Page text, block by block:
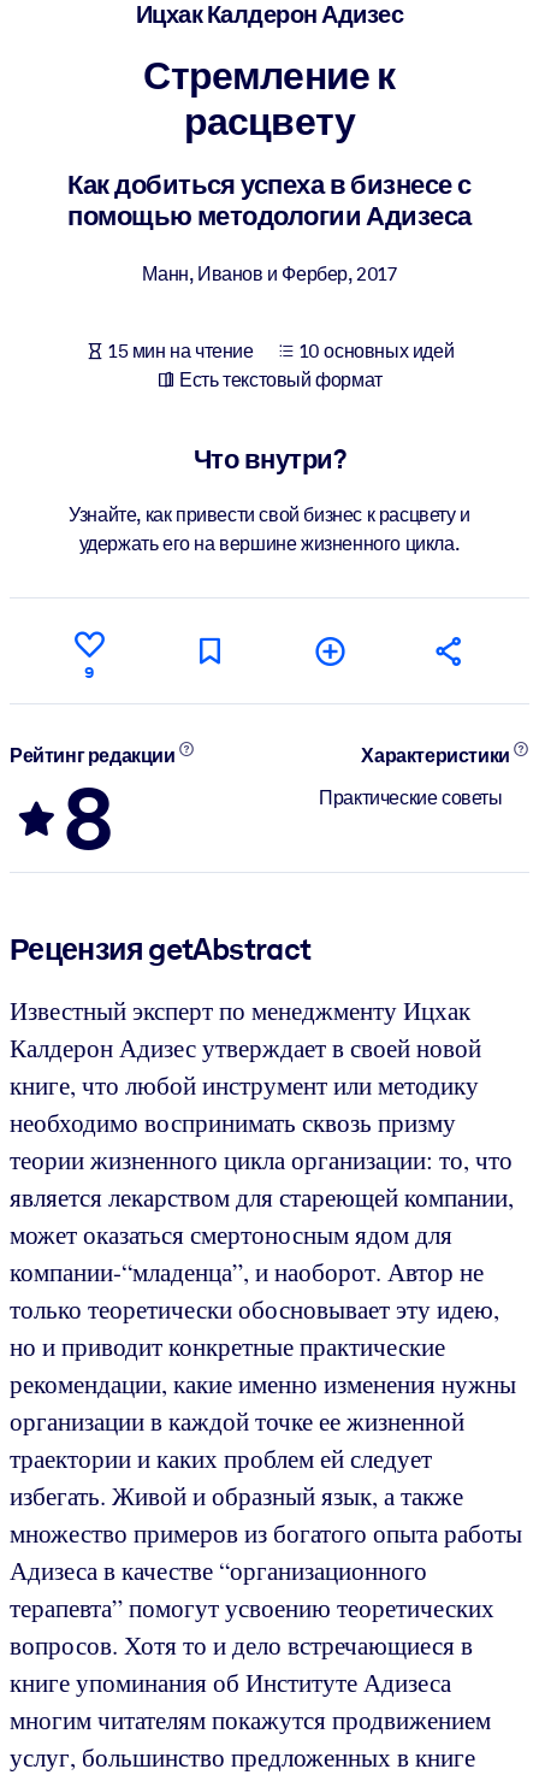
ПО СИСТЕМАМ
Интегрируйте краткие проверенные знания в вашу LMS/LXP для
лучших результатов обучения.
Для корпоративных библиотек
использованию бизнес-знаниями.
Используйте надежные структурированные знания для
Ицхак Калдерон Адизес
Стремление к
расцвету
Как добиться успеха в бизнесе с
помощью методологии Адизеса
Манн, Иванов и Фербер,2017
15 мин на чтение
10 основных идей
Есть текстовый формат
Что внутри?
Узнайте, как привести свой бизнес к расцвету и
удержать его на вершине жизненного цикла.
9
Рейтинг редакции
8
Характеристики
Практические советы
Рецензия getAbstract
Известный эксперт по менеджменту Ицхак
Калдерон Адизес утверждает в своей новой
книге, что любой инструмент или методику
необходимо воспринимать сквозь призму
теории жизненного цикла организации: то, что
является лекарством для стареющей компании,
может оказаться смертоносным ядом для
компании-“младенца”, и наоборот. Автор не
только теоретически обосновывает эту идею,
но и приводит конкретные практические
рекомендации, какие именно изменения нужны
организации в каждой точке ее жизненной
траектории и каких проблем ей следует
избегать. Живой и образный язык, а также
множество примеров из богатого опыта работы
Адизеса в качестве “организационного
терапевта” помогут усвоению теоретических
вопросов. Хотя то и дело встречающиеся в
книге упоминания об Институте Адизеса
многим читателям покажутся продвижением
услуг, большинство предложенных в книге